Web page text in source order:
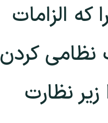
چرا که الزامات
کردن
نظارت